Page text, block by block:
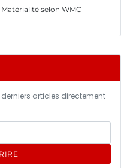
selon WMC
articles directement